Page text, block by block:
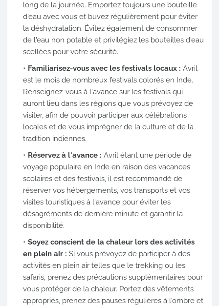
long de la journée. Emportez toujours une bouteille
d'eau avec vous et buvez régulièrement pour éviter
la déshydratation. Évitez également de consommer
de l'eau non potable et privilégiez les bouteilles d'eau
scellées pour votre sécurité.
Familiarisez-vous avec les festivals locaux : Avril
est le mois de nombreux festivals colorés en Inde.
Renseignez-vous à l'avance sur les festivals qui
auront lieu dans les régions que vous prévoyez de
visiter, afin de pouvoir participer aux célébrations
locales et de vous imprégner de la culture et de la
tradition indiennes.
Réservez à l'avance : Avril étant une période de
voyage populaire en Inde en raison des vacances
scolaires et des festivals, il est recommandé de
réserver vos hébergements, vos transports et vos
visites touristiques à l'avance pour éviter les
désagréments de dernière minute et garantir la
disponibilité.
Soyez conscient de la chaleur lors des activités
en plein air : Si vous prévoyez de participer à des
activités en plein air telles que le trekking ou les
safaris, prenez des précautions supplémentaires pour
vous protéger de la chaleur. Portez des vêtements
appropriés, prenez des pauses régulières à l'ombre et